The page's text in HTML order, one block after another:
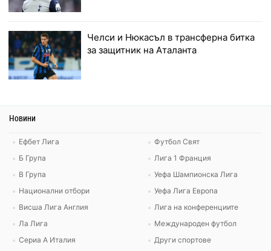
Челси и Нюкасъл в трансферна битка
за защитник на Аталанта
Новини
Ефбет Лига
Б Група
В Група
Национални отбори
Висша Лига Англия
Ла Лига
Сериа А Италия
Футбол Свят
Лига 1 Франция
Уефа Шампионска Лига
Уефа Лига Европа
Лига на конференциите
Международен футбол
Други спортове